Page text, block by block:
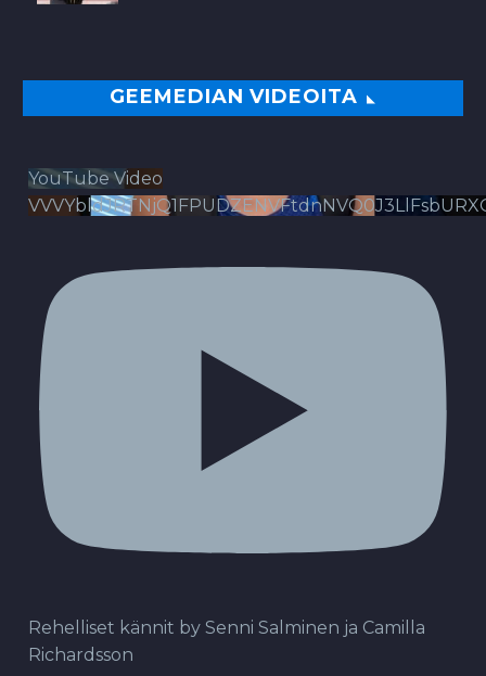
GEEMEDIAN VIDEOITA
YouTube Video
Rehelliset kännit by Senni Salminen ja Camilla
Richardsson